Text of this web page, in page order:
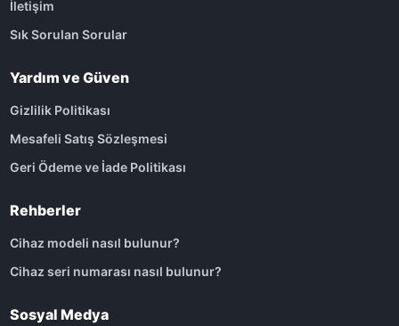
İletişim
Sık Sorulan Sorular
Yardım ve Güven
Gizlilik Politikası
Mesafeli Satış Sözleşmesi
Geri Ödeme ve İade Politikası
Rehberler
Cihaz modeli nasıl bulunur?
Cihaz seri numarası nasıl bulunur?
Sosyal Medya